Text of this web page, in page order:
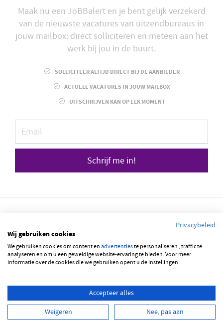
Maak nu een JoBBalert en je bent gelijk verzekerd
van de nieuwste vacatures van uitzendbureaus in
jouw mailbox: direct solliciteren en meteen aan het
werk bij jou in de buurt.
SOLLICITEER ALTIJD DIRECT BIJ DE AANBIEDER
ACTUELE VACATURES IN JOUW MAILBOX
UITSCHRIJVEN KAN OP ELK MOMENT
Schrijf me in!
© 2026 JOBBSQUARE
NEDERLANDS ENGLISH
Privacybeleid
Wij gebruiken cookies
We gebruiken cookies om content en advertentieste personaliseren , traffic te
analyseren en om u een geweldige website-ervaring te bieden. Voor meer
informatie over de cookies die we gebruiken opent u de instellingen.
Accepteer alles
Weigeren Nee, pas aan